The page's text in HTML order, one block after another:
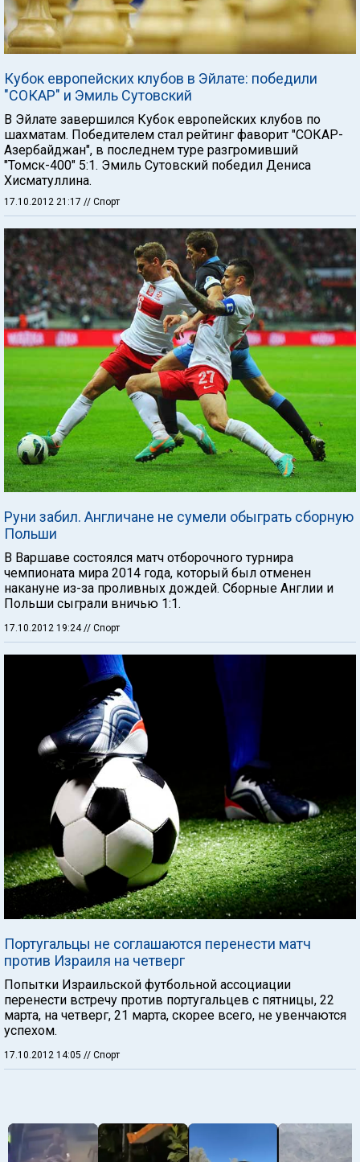
Кубок европейских клубов в Эйлате: победили
"СОКАР" и Эмиль Сутовский
В Эйлате завершился Кубок европейских клубов по
шахматам. Победителем стал рейтинг фаворит "СОКАР-
Азербайджан", в последнем туре разгромивший
"Томск-400" 5:1. Эмиль Сутовский победил Дениса
Хисматуллина.
17.10.2012 21:17 // Спорт
Руни забил. Англичане не сумели обыграть сборную
Польши
В Варшаве состоялся матч отборочного турнира
чемпионата мира 2014 года, который был отменен
накануне из-за проливных дождей. Сборные Англии и
Польши сыграли вничью 1:1.
17.10.2012 19:24// Спорт
Португальцы не соглашаются перенести матч
против Израиля на четверг
Попытки Израильской футбольной ассоциации
перенести встречу против португальцев с пятницы, 22
марта, на четверг, 21 марта, скорее всего, не увенчаются
успехом.
17.10.2012 14:05 // Спорт